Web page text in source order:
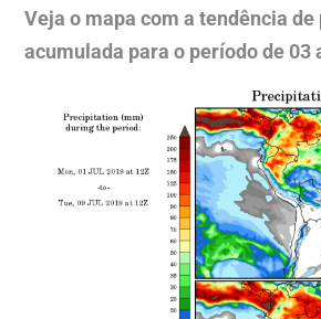
Veja o mapa com a tendência
acumulada para o período de 03